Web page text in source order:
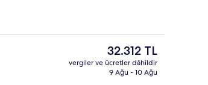
Şu
anki
fiyat
32.312 TL
vergiler ve ücretler dâhildir
9 Ağu - 10 Ağu